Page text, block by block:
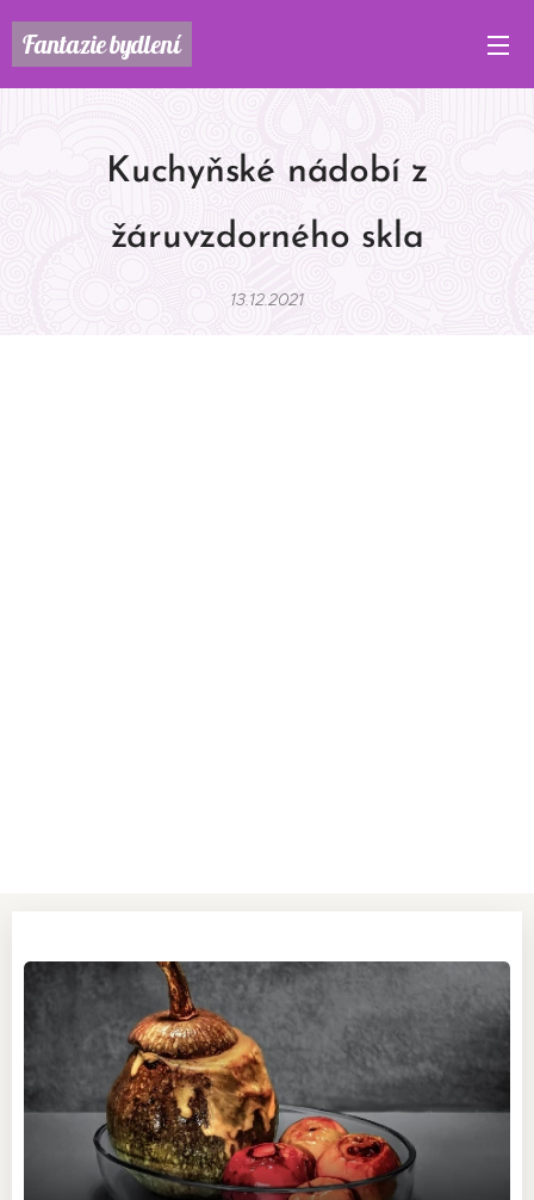
Fantaziebydlení
Kuchyňské nádobí z
žáruvzdorného skla
13.12.2021